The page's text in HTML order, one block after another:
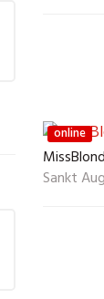
online
Sankt